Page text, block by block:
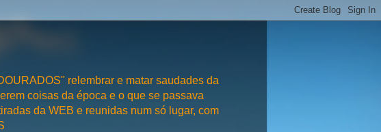
relembrar e matar saudades da
coisas da época e o que se passava
da WEB e reunidas num só lugar, com